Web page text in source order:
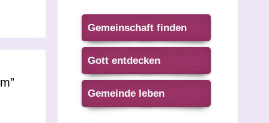
Gemeinschaft finden
Gott entdecken
Gemeinde leben